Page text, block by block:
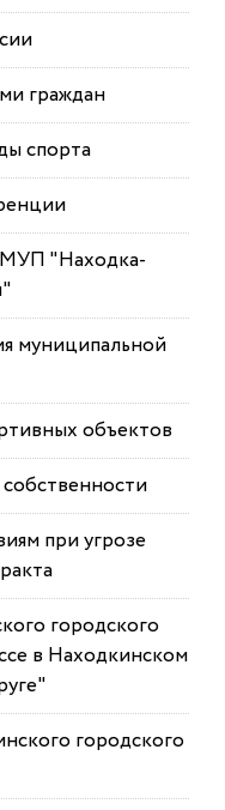
граждан
спорта
"Находка-
муниципальной
объектов
при угрозе
городского
в Находкинском
городского